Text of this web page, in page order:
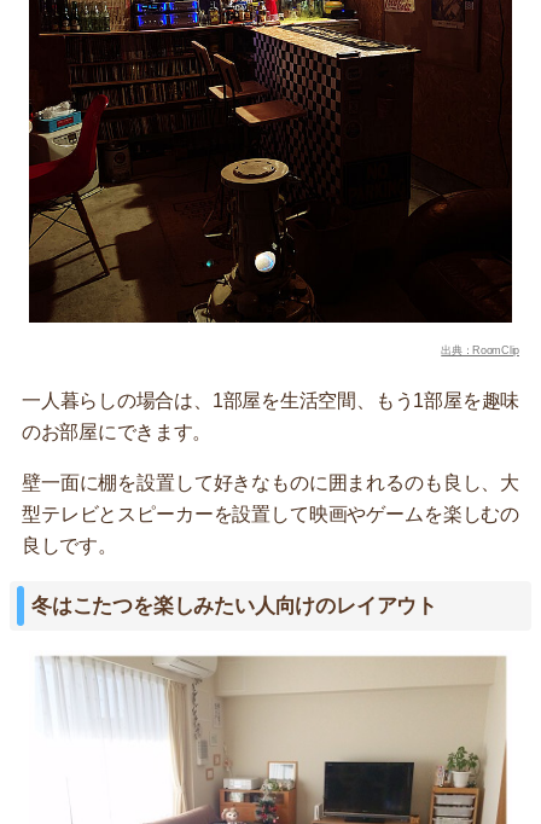
出典：RoomClip
一人暮らしの場合は、1部屋を生活空間、もう1部屋を趣味
のお部屋にできます。
壁一面に棚を設置して好きなものに囲まれるのも良し、大
型テレビとスピーカーを設置して映画やゲームを楽しむの
良しです。
冬はこたつを楽しみたい人向けのレイアウト